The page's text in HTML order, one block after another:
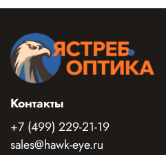
Контакты
+7 (499) 229-21-19
sales@hawk-eye.ru